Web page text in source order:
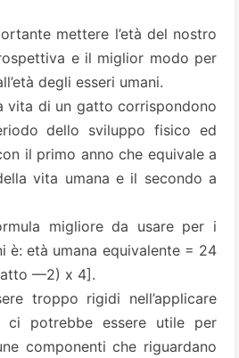
mettere l’età del nostro
e il miglior modo per
degli esseri umani.
vita di un gatto corrispondono
dello sviluppo fisico ed
il primo anno che equivale a
vita umana e il secondo a
migliore da usare per i
è: età umana equivalente = 24
—2) x 4].
troppo rigidi nell’applicare
ci potrebbe essere utile per
componenti che riguardano